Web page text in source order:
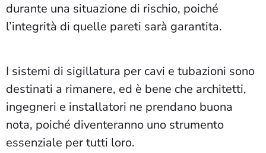
durante una situazione di rischio, poiché
l’integrità di quelle pareti sarà garantita.
I sistemi di sigillatura per cavi e tubazioni sono
destinati a rimanere, ed è bene che architetti,
ingegneri e installatori ne prendano buona
nota, poiché diventeranno uno strumento
essenziale per tutti loro.